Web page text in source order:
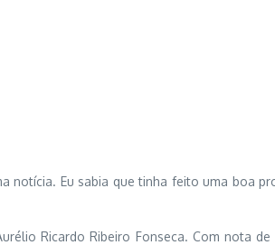
notícia. Eu sabia que tinha feito uma boa
Ricardo Ribeiro Fonseca. Com nota